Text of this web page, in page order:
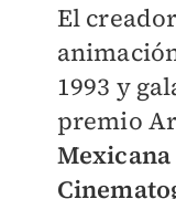
El
1993 y
premio